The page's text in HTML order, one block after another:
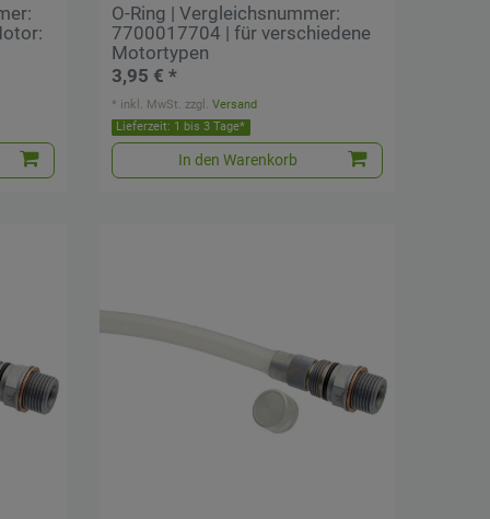
O-Ring | Vergleichsnummer:
7700017704 | für verschiedene
Motortypen
3,95 € *
Lieferzeit: 1 bis 3 Tage*
In den Warenkorb
* inkl. MwSt. zzgl.Versand